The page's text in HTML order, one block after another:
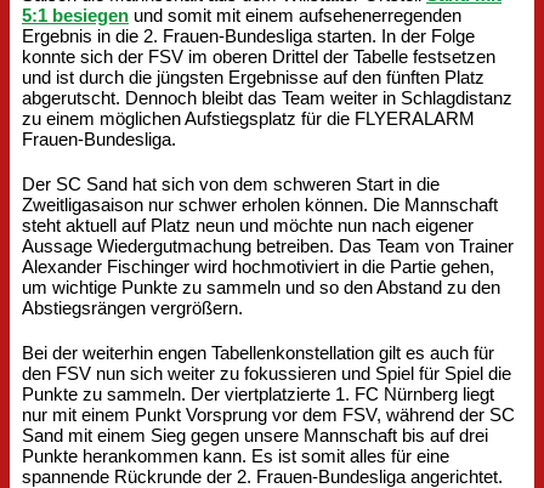
5:1 besiegen und somit mit einem aufsehenerregenden
Ergebnis in die 2. Frauen-Bundesliga starten. In der Folge
konnte sich der FSV im oberen Drittel der Tabelle festsetzen
und ist durch die jüngsten Ergebnisse auf den fünften Platz
abgerutscht. Dennoch bleibt das Team weiter in Schlagdistanz
zu einem möglichen Aufstiegsplatz für die FLYERALARM
Frauen-Bundesliga.
Der SC Sand hat sich von dem schweren Start in die
Zweitligasaison nur schwer erholen können. Die Mannschaft
steht aktuell auf Platz neun und möchte nun nach eigener
Aussage Wiedergutmachung betreiben. Das Team von Trainer
Alexander Fischinger wird hochmotiviert in die Partie gehen,
um wichtige Punkte zu sammeln und so den Abstand zu den
Abstiegsrängen vergrößern.
Bei der weiterhin engen Tabellenkonstellation gilt es auch für
den FSV nun sich weiter zu fokussieren und Spiel für Spiel die
Punkte zu sammeln. Der viertplatzierte 1. FC Nürnberg liegt
nur mit einem Punkt Vorsprung vor dem FSV, während der SC
Sand mit einem Sieg gegen unsere Mannschaft bis auf drei
Punkte herankommen kann. Es ist somit alles für eine
spannende Rückrunde der 2. Frauen-Bundesliga angerichtet.